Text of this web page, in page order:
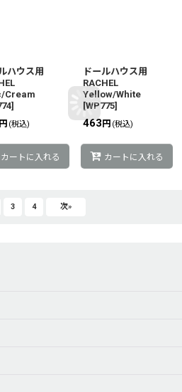
ハウス用
Cream
]
円 (税込)
カートに入れる
ドールハウス用
RACHEL
Yellow/White
[WP775]
463 円 (税込)
カートに入れる
3 4 次»